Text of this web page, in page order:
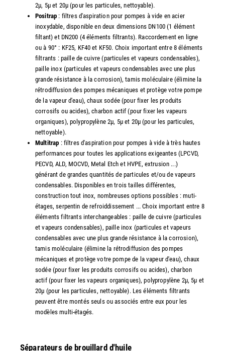
2µ, 5µ et 20µ (pour les particules, nettoyable).
Positrap : filtres d'aspiration pour pompes à vide en acier
inoxydable, disponible en deux dimensions DN100 (1 élément
filtant) et DN200 (4 éléments filtrants). Raccordement en ligne
ou à 90° : KF25, KF40 et KF50. Choix important entre 8 éléments
filtrants : paille de cuivre (particules et vapeurs condensables),
paille inox (particules et vapeurs condensables avec une plus
grande résistance à la corrosion), tamis moléculaire (élimine la
rétrodiffusion des pompes mécaniques et protège votre pompe
de la vapeur d'eau), chaux sodée (pour fixer les produits
corrosifs ou acides), charbon actif (pour fixer les vapeurs
organiques), polypropylène 2µ, 5µ et 20µ (pour les particules,
nettoyable).
Multitrap : filtres d'aspiration pour pompes à vide à très hautes
performances pour toutes les applications exigeantes (LPCVD,
PECVD, ALD, MOCVD, Metal Etch et HVPE, extrusion ...)
générant de grandes quantités de particules et/ou de vapeurs
condensables. Disponibles en trois tailles différentes,
construction tout inox, nombreuses options possibles : muti-
étages, serpentin de refroiddissement ... Choix important entre 8
éléments filtrants interchangeables : paille de cuivre (particules
et vapeurs condensables), paille inox (particules et vapeurs
condensables avec une plus grande résistance à la corrosion),
tamis moléculaire (élimine la rétrodiffusion des pompes
mécaniques et protège votre pompe de la vapeur d'eau), chaux
sodée (pour fixer les produits corrosifs ou acides), charbon
actif (pour fixer les vapeurs organiques), polypropylène 2µ, 5µ et
20µ (pour les particules, nettoyable). Les éléments filtrants
peuvent être montés seuls ou associés entre eux pour les
modèles multi-étagés.
Séparateurs de brouillard d'huile